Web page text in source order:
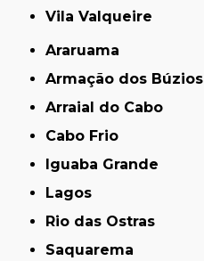
Vila Valqueire
Araruama
Armação dos Búzios
Arraial do Cabo
Cabo Frio
Iguaba Grande
Lagos
Rio das Ostras
Saquarema